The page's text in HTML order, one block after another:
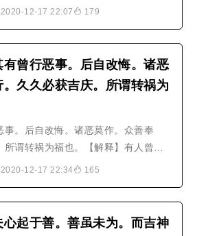
之。【解释】所以吉祥的人，语
上天必定会降给..
2020-12-17 22:07 179
曾行恶事。后自改悔。诸恶
久久必获吉庆。所谓转祸为
事。后自改悔。诸恶莫作。众善奉
谓转祸为福也。【解释】有人曾经
悔改过，各种坏事都不再做，一切
转祸为福的..
2020-12-17 22:34 165
起于善。善虽未为。而吉神